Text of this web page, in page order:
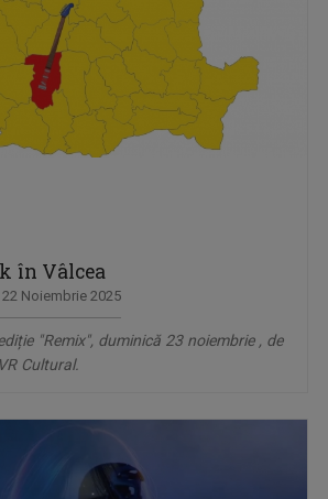
în Vâlcea
Noiembrie 2025
"Remix", duminică 23 noiembrie , de
Cultural.